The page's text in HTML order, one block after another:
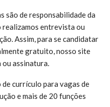
são de responsabilidade da
realizamos entrevista ou
Assim, para se candidatar
gratuito, nosso site
ou assinatura.
currículo para vagas de
e mais de 20 funções